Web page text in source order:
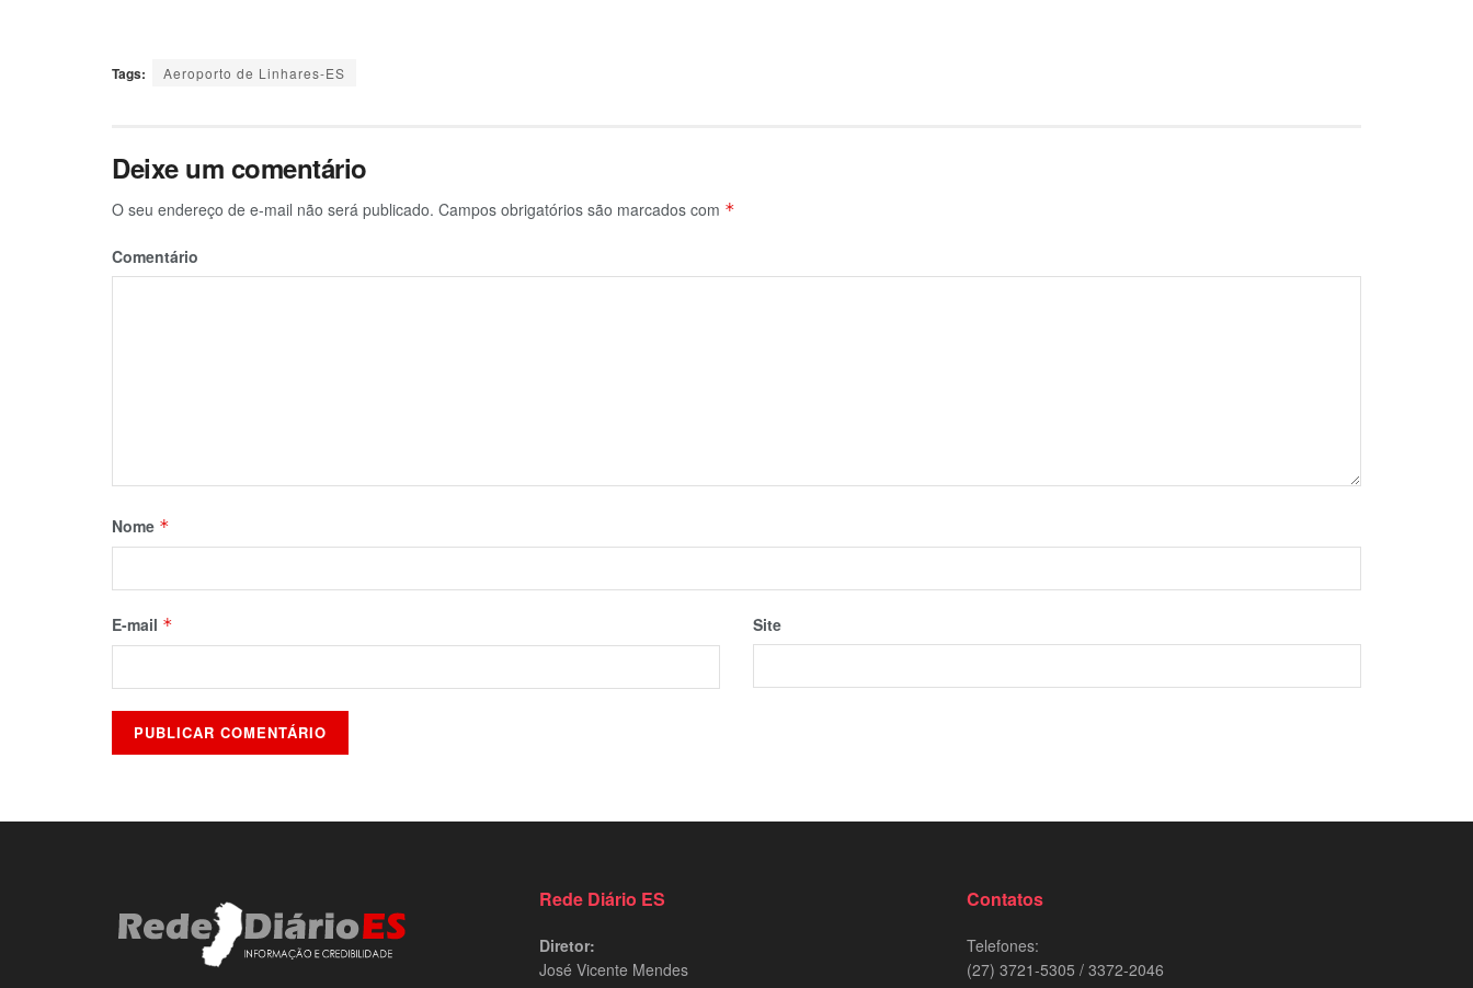
Tags: Aeroporto de Linhares-ES
Deixe um comentário
O seu endereço de e-mail não será publicado. Campos obrigatórios são marcados com *
Comentário
Nome *
E-mail * Site
Rede Diário ES
Diretor:
José Vicente Mendes
Contatos
Telefones:
(27) 3721-5305 / 3372-2046